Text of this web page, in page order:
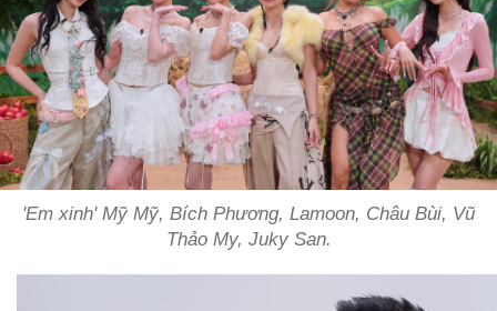
'Em xinh' Mỹ Mỹ, Bích Phương, Lamoon, Châu Bùi, Vũ
Thảo My, Juky San.